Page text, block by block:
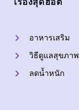
เรื่องสุดฮอต
อาหารเสริม
วิธีดูแลสุขภาพ
ลดน้ำหนัก